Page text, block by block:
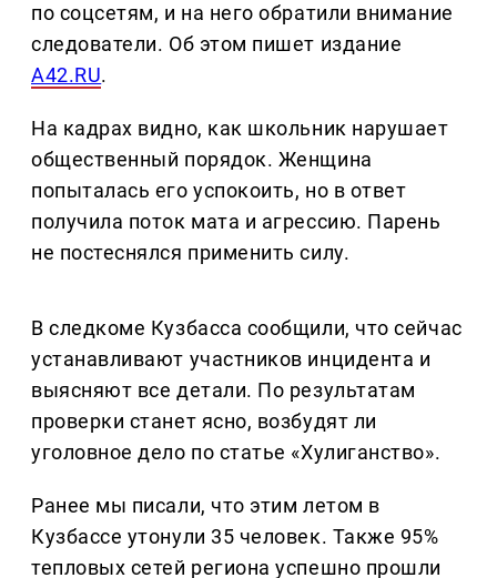
по соцсетям, и на него обратили внимание
следователи. Об этом пишет издание
A42.RU.
На кадрах видно, как школьник нарушает
общественный порядок. Женщина
попыталась его успокоить, но в ответ
получила поток мата и агрессию. Парень
не постеснялся применить силу.
В следкоме Кузбасса сообщили, что сейчас
устанавливают участников инцидента и
выясняют все детали. По результатам
проверки станет ясно, возбудят ли
уголовное дело по статье «Хулиганство».
Ранее мы писали, что этим летом в
Кузбассе утонули 35 человек. Также 95%
тепловых сетей региона успешно прошли